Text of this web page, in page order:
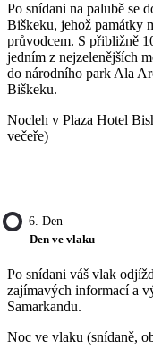
Po snídani na palubě se
Biškeku, jehož památky
průvodcem. S přibližně
jedním z nejzelenějších
do národního park Ala
Biškeku.
Nocleh v Plaza Hotel
večeře)
6. Den
Den ve vlaku
Po snídani váš vlak
zajímavých informací a
Samarkandu.
Noc ve vlaku (snídaně,